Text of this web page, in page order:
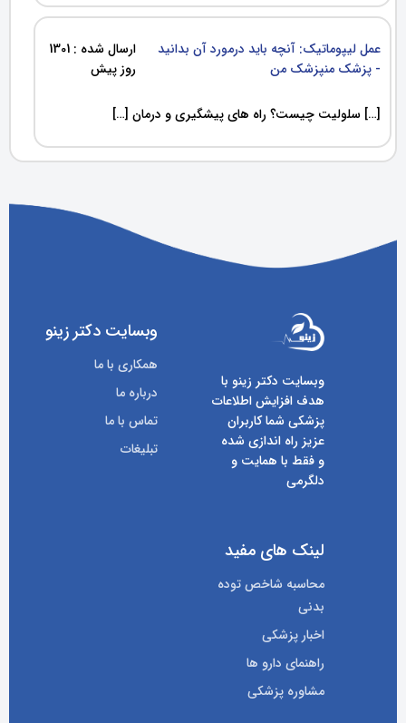
عمل لیپوماتیک: آنچه باید درمورد آن بدانید
- پزشک منپزشک من
ارسال شده : 1301
روز پیش
[…] سلولیت چیست؟ راه های پیشگیری و درمان […]
وبسایت دکتر زینو با
هدف افزایش اطلاعات
پزشکی شما کاربران
عزیز راه اندازی شده
و فقط با همایت و
دلگرمی
وبسایت دکتر زینو
همکاری با ما
درباره ما
تماس با ما
تبلیغات
لینک های مفید
محاسبه شاخص توده
بدنی
اخبار پزشکی
راهنمای دارو ها
مشاوره پزشکی